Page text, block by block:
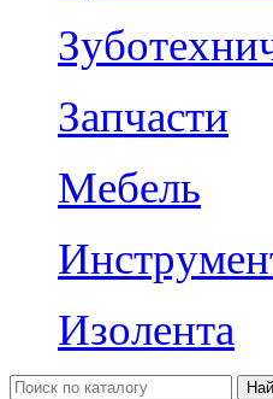
Запчасти
Мебель
Изолента